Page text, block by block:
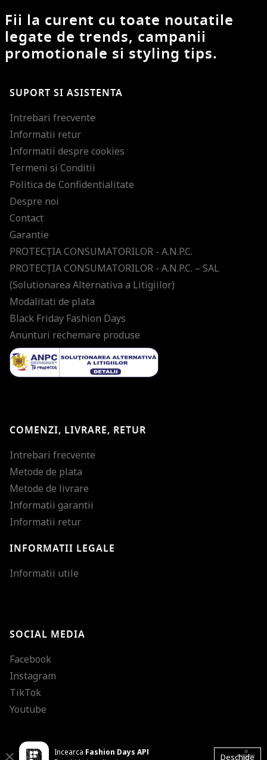
Fii la curent cu toate noutatile
legate de trends, campanii
promotionale si styling tips.
SUPORT SI ASISTENTA
Intrebari frecvente
Informatii retur
Informatii despre cookies
Termeni si Conditii
Politica de Confidentialitate
Despre noi
Contact
Garantie
PROTECŢIA CONSUMATORILOR - A.N.P.C.
PROTECŢIA CONSUMATORILOR - A.N.P.C. – SAL
(Solutionarea Alternativa a Litigiilor)
Modalitati de plata
Black Friday Fashion Days
Anunturi rechemare produse
COMENZI, LIVRARE, RETUR
Intrebari frecvente
Metode de plata
Metode de livrare
Informatii garantii
Informatii retur
INFORMATII LEGALE
Informatii utile
SOCIAL MEDIA
Facebook
Instagram
TikTok
Youtube
Incearca Fashion Days APP Deschide
Close Cursor mare